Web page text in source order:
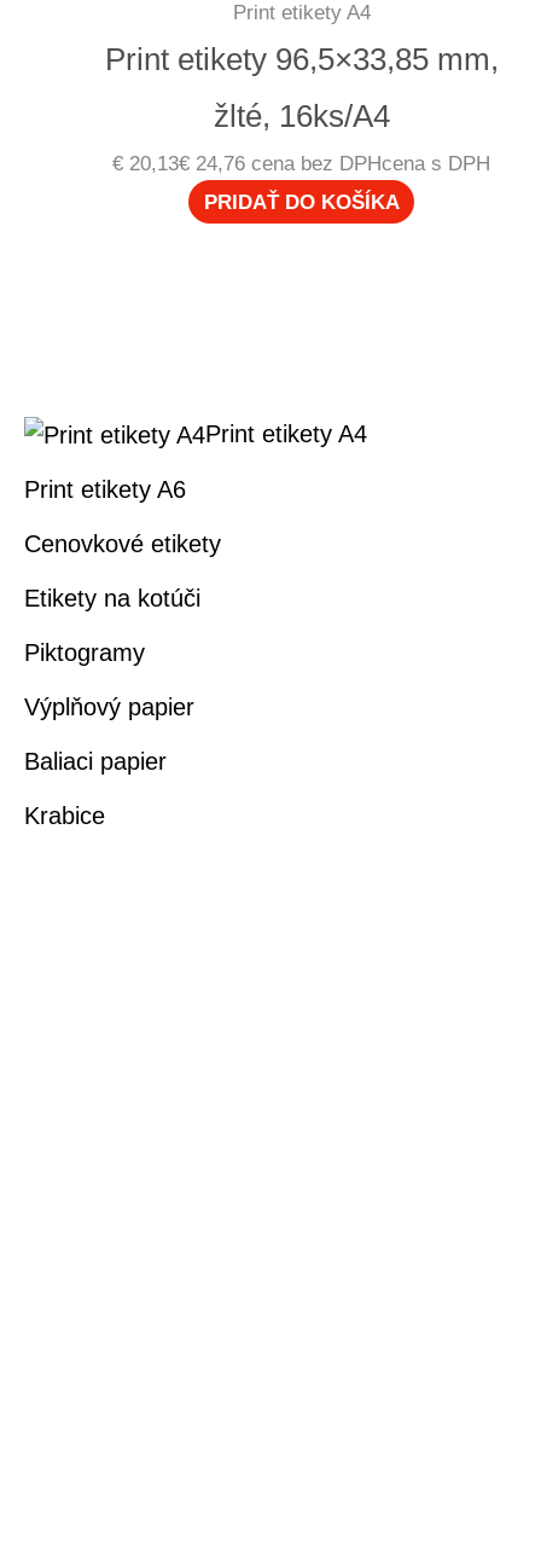
Print etikety A4
Print etikety A6
Cenovkové etikety
Etikety na kotúči
Piktogramy
Výplňový papier
Baliaci papier
Krabice
Print etikety A4
Print etikety 96,5×33,85 mm,
žlté, 16ks/A4
€ 20,13€ 24,76 cena bez DPHcena s DPH
PRIDAŤ DO KOŠÍKA